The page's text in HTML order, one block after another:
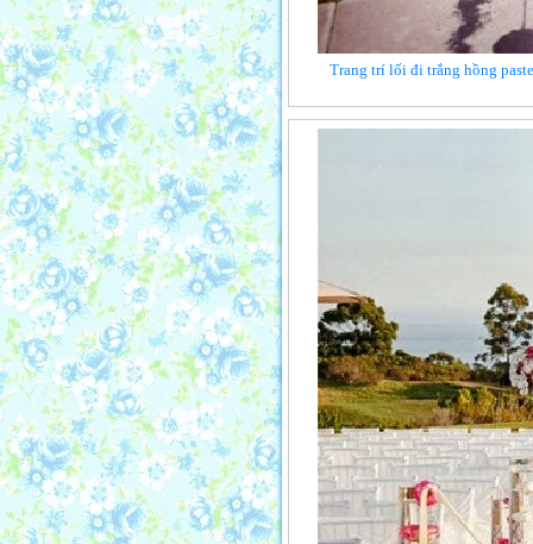
Trang trí lối đi trắng hồng